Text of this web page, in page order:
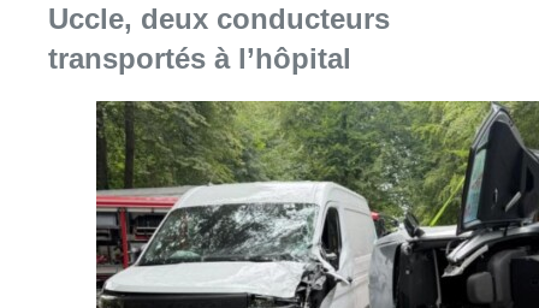
Uccle, deux conducteurs
transportés à l’hôpital